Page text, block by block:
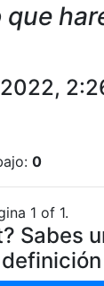
0
1 of 1.
Sabes